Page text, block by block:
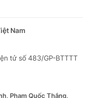
Nam
tử số 483/GP-BTTTT
Phạm Quốc Thắng,